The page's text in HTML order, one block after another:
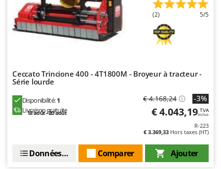
(2) 5/5
Ceccato Trincione 400 - 4T1800M - Broyeur à tracteur -
Série lourde
Disponibilité:1
Livraison gratuite
18 août - 20 août
€ 4.168,24 -3%
€ 4.043,19 TVA
Inclus
R-223
€ 3.369,33 Hors taxes (HT)
Ajouter
Comparer
Données techniques